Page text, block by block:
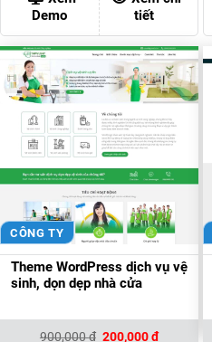
200,000 ₫.
Demo
tiết
CÔNG TY
Theme WordPress dịch vụ vệ
sinh, dọn dẹp nhà cửa
900,000₫ Giá
200,000₫Giá